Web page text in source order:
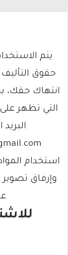
انتهاك حقك،
التي تظهر
استخدام
وإرفاق